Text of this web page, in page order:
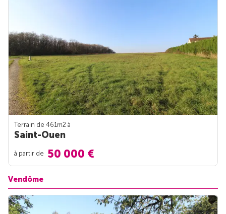
Terrain de 461m2 à
Saint-Ouen
à partir de 50 000 €
Vendôme